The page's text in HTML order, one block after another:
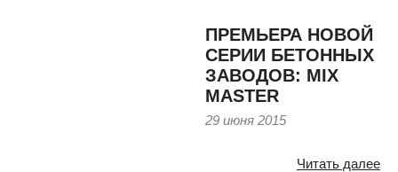
ПРЕМЬЕРА НОВОЙ
СЕРИИ БЕТОННЫХ
ЗАВОДОВ: MIX
MASTER
29 июня 2015
Читать далее